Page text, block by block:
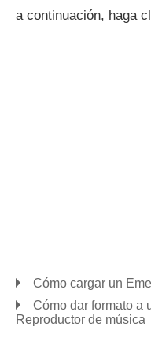
a continuación, haga
Cómo cargar un
Cómo dar formato a
Reproductor de música